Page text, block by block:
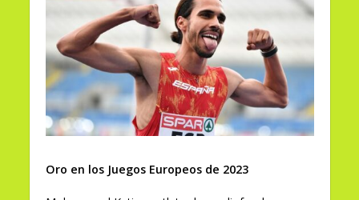
Oro en los Juegos Europeos de 2023